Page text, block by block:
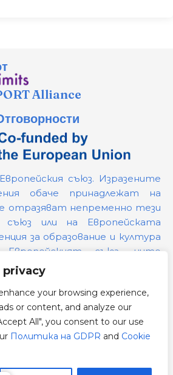
privacy
your browsing experience,
or content, and analyze our
All", you consent to our use
Политика на GDPR and Cookie
Alliance
съюз. Изразените
обаче принадлежат на
отразяват непременно тези
съюз или на Европейската
за образование и култура
Европейският съюз, нито
ги орган могат да бъдат
за тях.
проекта: 101139879
на GDPR
Cookie Policy